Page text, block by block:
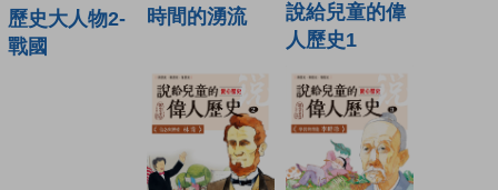
歷史大人物2-
戰國
時間的湧流
說給兒童的偉
人歷史1